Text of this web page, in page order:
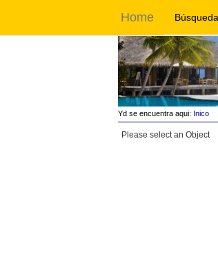
Home Búsqueda
Yd se encuentra aqui: Inico
Please select an Object